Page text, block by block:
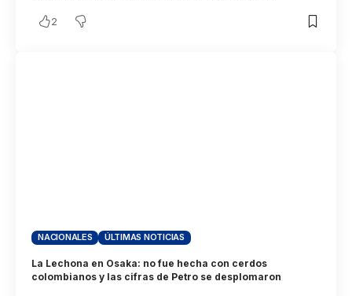
2
NACIONALES ÚLTIMAS NOTICIAS
La Lechona en Osaka: no fue hecha con cerdos
colombianos y las cifras de Petro se desplomaron